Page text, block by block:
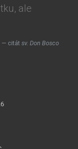
ale
citát sv. Don Bosco